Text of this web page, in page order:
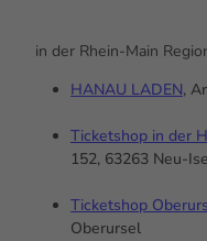
in der Rhein-Main
HANAU LADEN,
Ticketshop in der
152, 63263 Neu-
Ticketshop
Oberursel